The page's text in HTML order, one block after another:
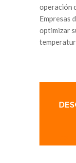
operación
Empresas
optimizar